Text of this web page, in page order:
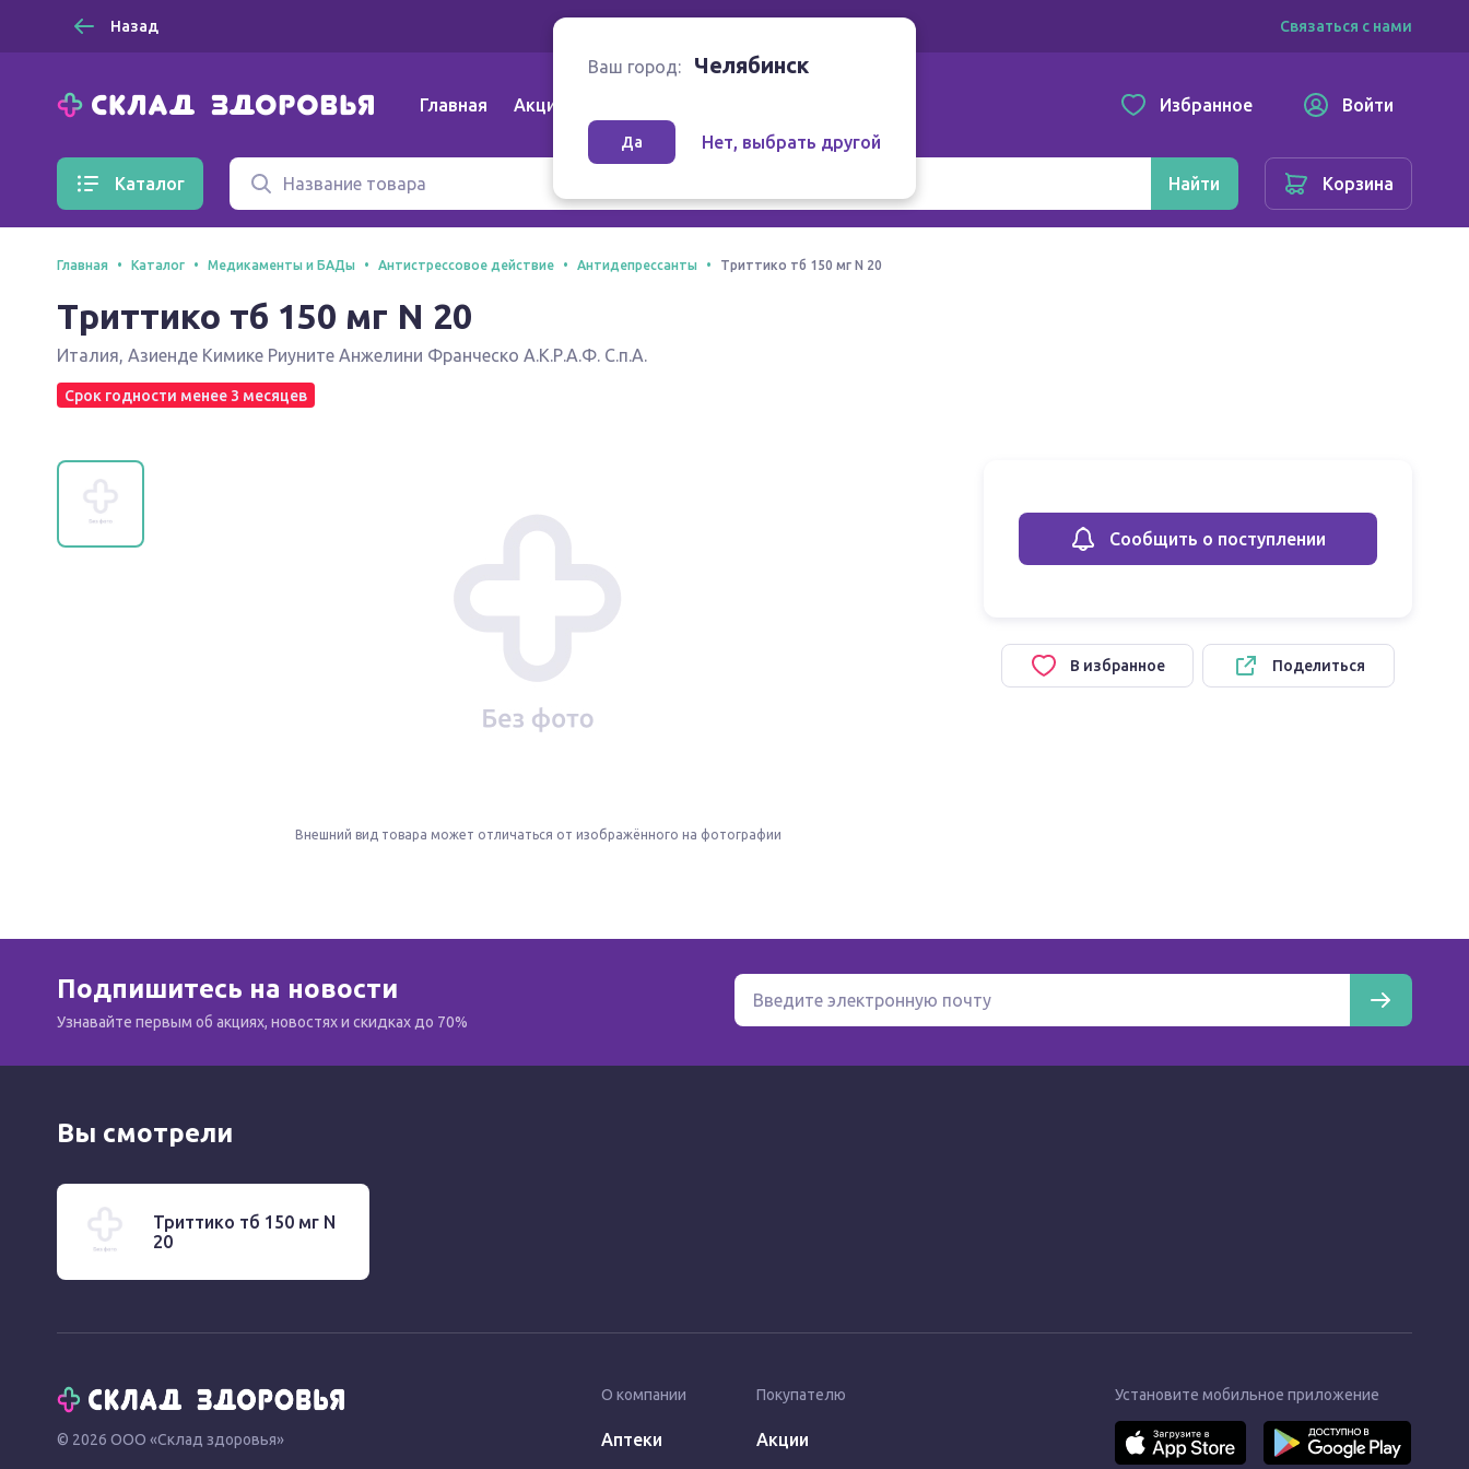
Назад Связаться с нами
Главная Акции Избранное Войти
Каталог Найти Корзина
Ваш город: Челябинск
Да Нет, выбрать другой
Главная Каталог Медикаменты и БАДы Антистрессовое действие Антидепрессанты Триттико тб 150 мг N 20
Триттико тб 150 мг N 20
Италия, Азиенде Кимике Риуните Анжелини Франческо А.К.Р.А.Ф. С.п.А.
Срок годности менее 3 месяцев
Внешний вид товара может отличаться от изображённого на фотографии
Сообщить о поступлении
В избранное Поделиться
Подпишитесь на новости
Узнавайте первым об акциях, новостях и скидках до 70%
Вы смотрели
Триттико тб 150 мг N
20
© 2026 ООО «Склад здоровья»
О компании
Аптеки
Покупателю
Акции
Установите мобильное приложение